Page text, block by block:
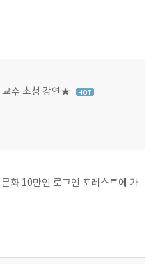
수 초청 강연★
화 10만인 로그인 포레스트에 가